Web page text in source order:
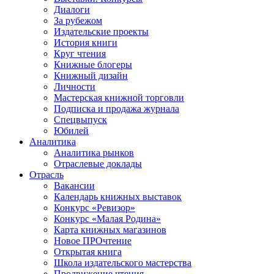
Диалоги
За рубежом
Издательские проекты
История книги
Круг чтения
Книжные блогеры
Книжный дизайн
Личности
Мастерская книжной торговли
Подписка и продажа журнала
Спецвыпуск
Юбилей
Аналитика
Аналитика рынков
Отраслевые доклады
Отрасль
Вакансии
Календарь книжных выставок
Конкурс «Ревизор»
Конкурс «Малая Родина»
Карта книжных магазинов
Новое ПРОчтение
Открытая книга
Школа издательского мастерства